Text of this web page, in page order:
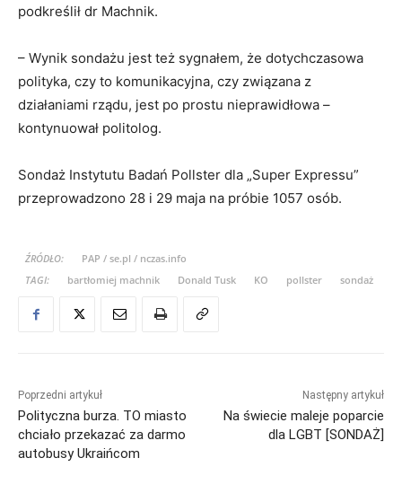
podkreślił dr Machnik.
– Wynik sondażu jest też sygnałem, że dotychczasowa
polityka, czy to komunikacyjna, czy związana z
działaniami rządu, jest po prostu nieprawidłowa –
kontynuował politolog.
Sondaż Instytutu Badań Pollster dla „Super Expressu”
przeprowadzono 28 i 29 maja na próbie 1057 osób.
ŹRÓDŁO:
PAP / se.pl / nczas.info
TAGI:
bartłomiej machnik Donald Tusk KO pollster sondaż
Poprzedni artykuł
Polityczna burza. TO miasto
chciało przekazać za darmo
autobusy Ukraińcom
Następny artykuł
Na świecie maleje poparcie
dla LGBT [SONDAŻ]